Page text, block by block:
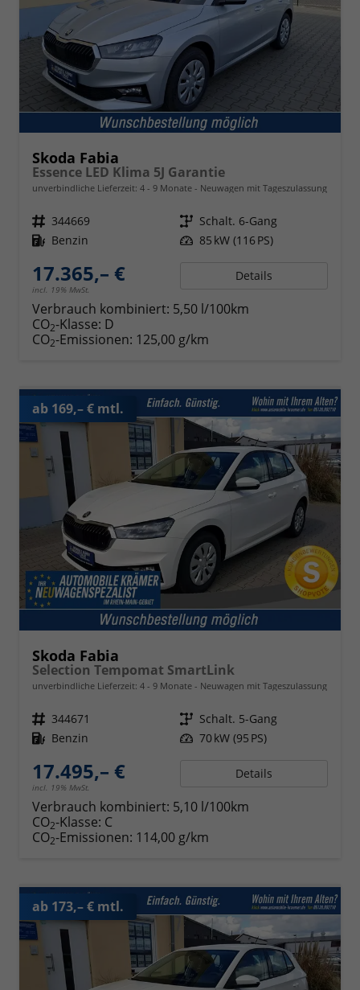
Skoda Fabia
Essence LED Klima 5J Garantie
unverbindliche Lieferzeit: 4 - 9 Monate Neuwagen mit Tageszulassung
Fahrzeugnr. 344669 Getriebe Schalt. 6-Gang
Kraftstoff Benzin Leistung 85 kW (116 PS)
17.365,– €
incl. 19% MwSt.
Details
Verbrauch kombiniert: 5,50 l/100km
CO2-Klasse: D
CO2-Emissionen: 125,00 g/km
ab 169,– € mtl.
Skoda Fabia
Selection Tempomat SmartLink
unverbindliche Lieferzeit: 4 - 9 Monate Neuwagen mit Tageszulassung
Fahrzeugnr. 344671 Getriebe Schalt. 5-Gang
Kraftstoff Benzin Leistung 70 kW (95 PS)
17.495,– €
incl. 19% MwSt.
Details
Verbrauch kombiniert: 5,10 l/100km
CO2-Klasse: C
CO2-Emissionen: 114,00 g/km
ab 173,– € mtl.